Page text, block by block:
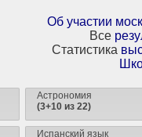
Об участии
Все
Статистика
Астрономия
(3+10 из 22)
Испанский язык